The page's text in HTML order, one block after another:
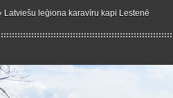
Latviešu leģiona karavīru kapi Lestenē